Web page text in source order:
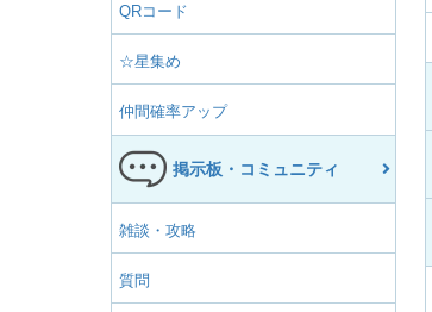
QRコード
☆星集め
仲間確率アップ
掲示板・コミュニティ
雑談・攻略
質問